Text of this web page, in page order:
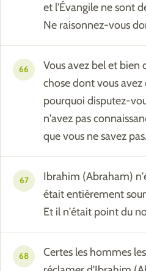
et l'Évangile ne sont
Ne raisonnez-vous
66
Vous avez bel et bien
chose dont vous avez
pourquoi disputez-
n'avez pas
que vous ne savez pas.
67
Ibrahim (Abraham)
était entièrement
Et il n'était point du
68
Certes les hommes